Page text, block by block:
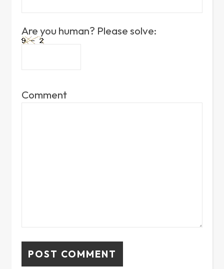
Are you human? Please solve:
Comment